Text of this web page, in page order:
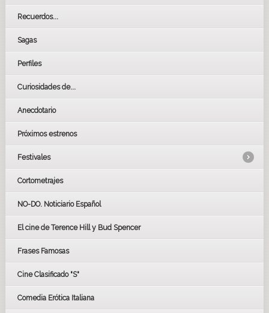
Recuerdos...
Sagas
Perfiles
Curiosidades de...
Anecdotario
Próximos estrenos
Festivales
LOS OSCARS
GOYAS
BAFTA
Cortometrajes
NO-DO. Noticiario Español
El cine de Terence Hill y Bud Spencer
Frases Famosas
Cine Clasificado "S"
Comedia Erótica Italiana